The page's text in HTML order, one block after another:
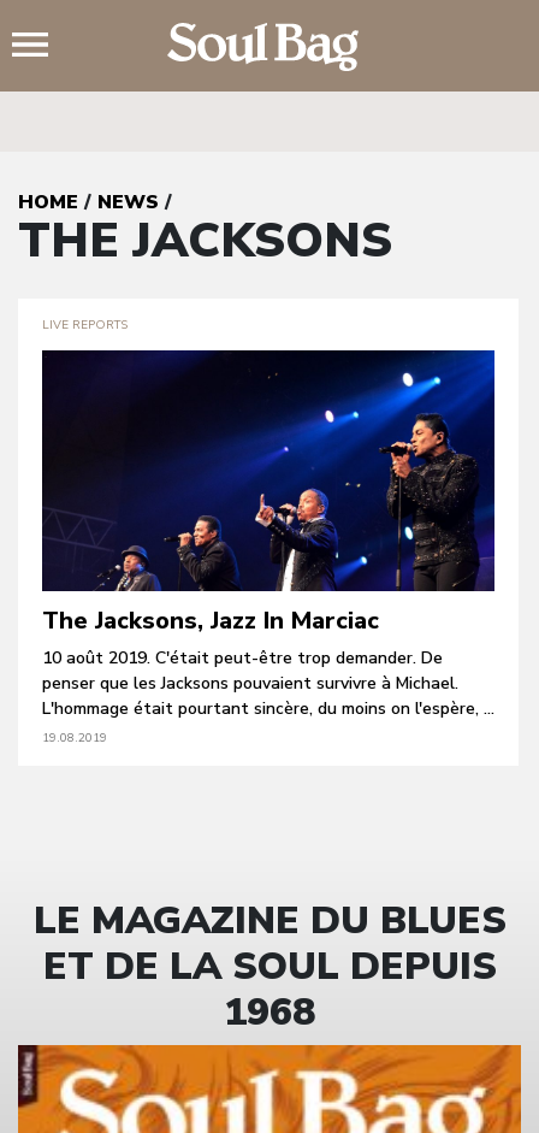
HOME / NEWS /
THE JACKSONS
LIVE REPORTS
The Jacksons, Jazz In Marciac
10 août 2019. C'était peut-être trop demander. De
penser que les Jacksons pouvaient survivre à Michael.
L'hommage était pourtant sincère, du moins on l'espère, ...
19.08.2019
LE MAGAZINE DU BLUES
ET DE LA SOUL DEPUIS
1968